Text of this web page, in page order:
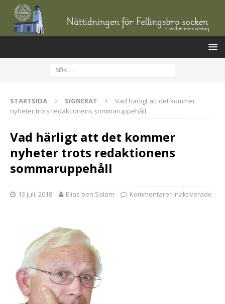
STARTSIDA SIGNERAT
Vad härligt att det kommer
nyheter trots redaktionens sommaruppehåll
Vad härligt att det kommer
nyheter trots redaktionens
sommaruppehåll
13 juli, 2018 Elias ben Salem Kommentarer inaktiverade